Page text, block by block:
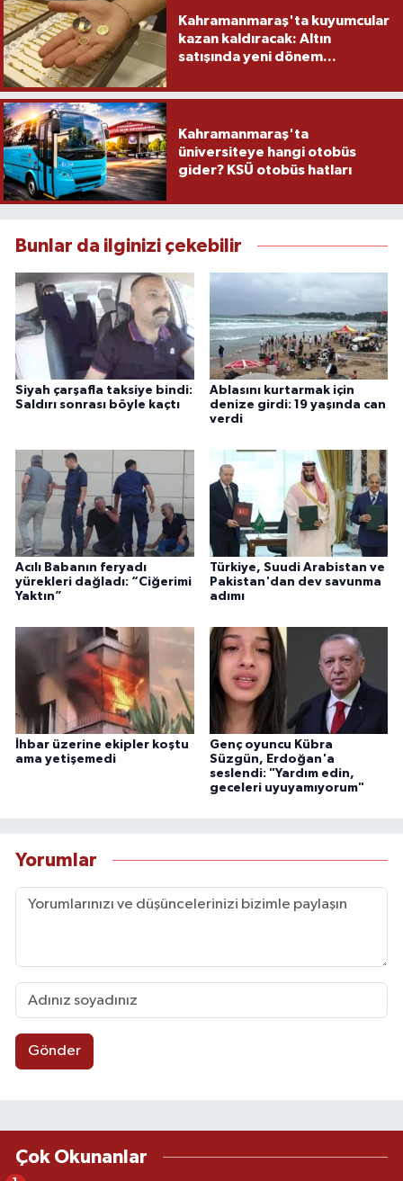
Kahramanmaraş'ta kuyumcular
kazan kaldıracak: Altın
satışında yeni dönem...
Kahramanmaraş'ta
üniversiteye hangi otobüs
gider? KSÜ otobüs hatları
Bunlar da ilginizi çekebilir
Siyah çarşafla taksiye bindi:
Saldırı sonrası böyle kaçtı
Ablasını kurtarmak için
denize girdi: 19 yaşında can
verdi
Acılı Babanın feryadı
yürekleri dağladı: “Ciğerimi
Yaktın”
Türkiye, Suudi Arabistan ve
Pakistan'dan dev savunma
adımı
İhbar üzerine ekipler koştu
ama yetişemedi
Genç oyuncu Kübra
Süzgün, Erdoğan'a
seslendi: "Yardım edin,
geceleri uyuyamıyorum"
Yorumlar
Gönder
Çok Okunanlar